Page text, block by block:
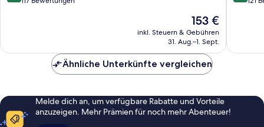
Der
Preis
beträgt
153 €
inkl. Steuern & Gebühren
31. Aug.–1. Sept.
Ähnliche Unterkünfte vergleichen
Melde dich an, um verfügbare Rabatte und Vorteile
anzuzeigen. Mehr Prämien für noch mehr Abenteuer!